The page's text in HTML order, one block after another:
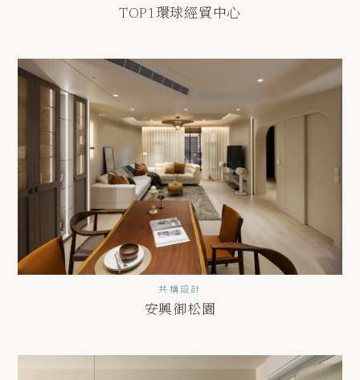
TOP1環球經貿中心
共構設計
安興御松園